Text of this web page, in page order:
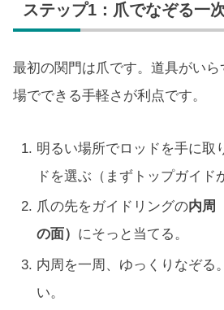
ステップ1：爪でなぞる一
最初の関門は爪です。道具がい
場でできる手軽さが利点です。
明るい場所でロッドを手に取
ドを選ぶ（まずトップガイド
爪の先をガイドリングの内周
の面） にそっと当てる。
内周を一周、ゆっくりなぞる
い。